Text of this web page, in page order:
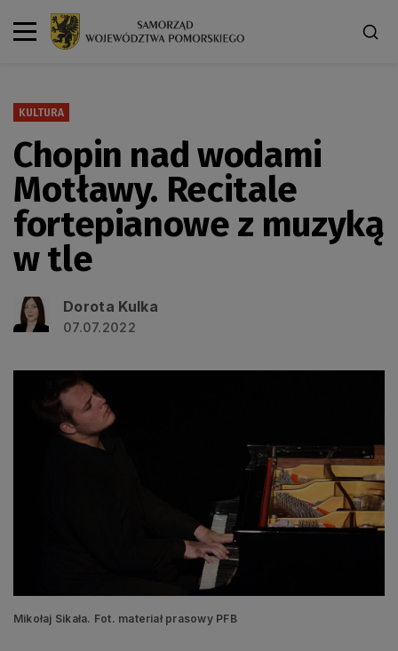
KULTURA
Chopin nad wodami
Motławy. Recitale
fortepianowe z muzyką
w tle
Dorota Kulka
07.07.2022
Mikołaj Sikała. Fot. materiał prasowy PFB